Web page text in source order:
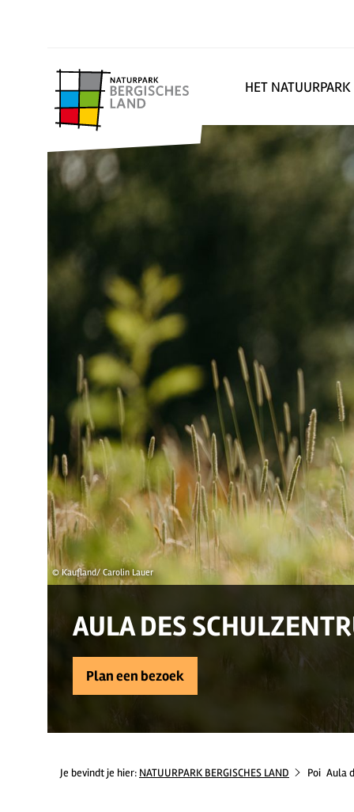
HET NATUURPARK
© Kaufland/ Carolin Lauer
AULA DES
Plan een bezoek
Je bevindt je hier: NATUURPARK BERGISCHES LAND Poi Aula